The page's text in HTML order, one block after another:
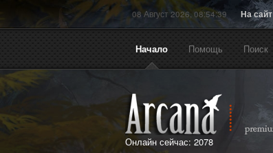
08 Август 2026, 08:54:39 На сайт
Начало Помощь Поиск
Онлайн сейчас: 2078